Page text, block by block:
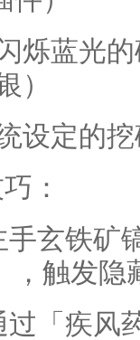
烁蓝光
）
设定的
：
玄铁矿
，触发
「疾风